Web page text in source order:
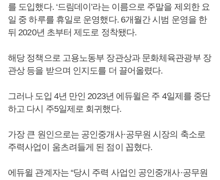
를 도입했다. ‘드림데이’라는 이름으로 주말을 제외한 요
일 중 하루를 휴일로 운영했다. 6개월간 시범 운영을 한
뒤 2020년 초부터 제도로 정착됐다.
해당 정책으로 고용노동부 장관상과 문화체육관광부 장
관상 등을 받으며 인지도를 더 끌어올렸다.
그러나 도입 4년 만인 2023년 에듀윌은 주 4일제를 중단
하고 다시 주5일제로 회귀했다.
가장 큰 원인으로는 공인중개사·공무원 시장의 축소로
주력사업이 움츠려들게 된 점이 꼽혔다.
에듀윌 관계자는 “당시 주력 사업인 공인중개사·공무원